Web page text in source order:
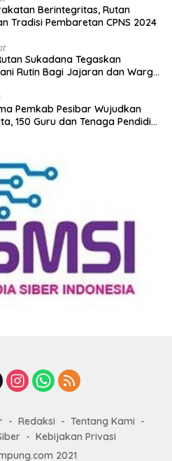
Berintegritas, Rutan
Tradisi Pembaretan CPNS 2024
Sukadana Tegaskan
Rutin Bagi Jajaran dan Warga
Pemkab Pesibar Wujudkan
150 Guru dan Tenaga Pendidik
Redaksi
Tentang Kami
Kebijakan Privasi
2021